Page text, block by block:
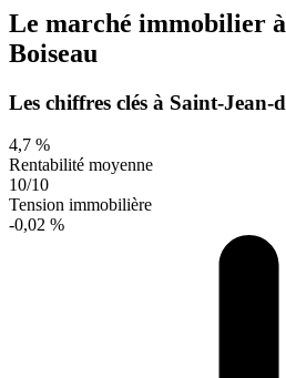
Le marché immobilier à
Boiseau
Les chiffres clés à Saint-Jean-
4,7 %
Rentabilité moyenne
10/10
Tension immobilière
-0,02 %